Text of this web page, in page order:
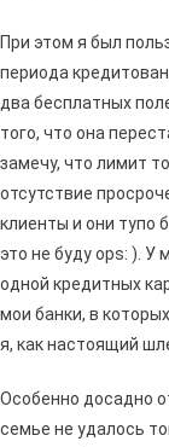
При этом я был
периода
два бесплатных
того, что она
замечу, что лимит
отсутствие
клиенты и они тупо
это не буду ops: ). У
одной кредитных
мои банки, в
я, как настоящий
Особенно досадно
семье не удалось